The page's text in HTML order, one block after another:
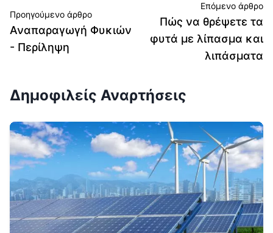
Προηγούμενο άρθρο
Αναπαραγωγή Φυκιών
- Περίληψη
Επόμενο άρθρο
Πώς να θρέψετε τα
φυτά με λίπασμα και
λιπάσματα
Δημοφιλείς Αναρτήσεις